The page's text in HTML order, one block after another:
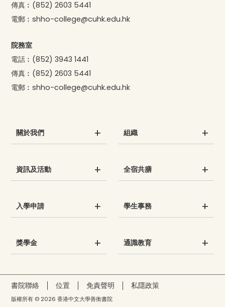
傳真︰ (852) 2603 5441
電郵︰shho-college@cuhk.edu.hk
院務室
電話︰ (852) 3943 1441
傳真︰ (852) 2603 5441
電郵︰shho-college@cuhk.edu.hk
關於我們 組織
資訊及活動 全宿共膳
入學申請 學生事務
獎學金 通識教育
書院聯絡 位置 免責聲明 私隱政策
版權所有 © 2026 香港中文大學善衡書院